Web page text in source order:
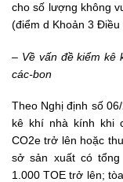
cho số lượng không
(điểm d Khoản 3 Điều
– Về vấn đề kiểm kê
các-bon
Theo Nghị định số
kê khí nhà kính khi
CO2e trở lên hoặc
sở sản xuất có
1.000 TOE trở lên;